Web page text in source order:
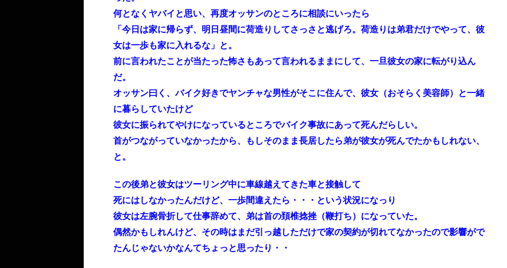
何となくヤバイと思い、再度オッサンのところに相談にいったら
「今日は家に帰らず、明日昼間に荷造りしてさっさと逃げろ。荷造りは弟君だけでやって、彼
女は一歩も家に入れるな」と。
前に言われたことが当たった怖さもあって言われるままにして、一旦彼女の家に転がり込ん
だ。
オッサン曰く、バイク好きでヤンチャな男性がそこに住んで、彼女（おそらく美容師）と一緒
に暮らしていたけど
彼女に振られてやけになっているところでバイク事故にあって死んだらしい。
首がつながっていなかったから、もしそのまま長居したら弟が彼女が死んでたかもしれない、
と。
この後弟と彼女はツーリング中に車線越えてきた車と接触して
死にはしなかったんだけど、一歩間違えたら・・・という状況になっり
彼女は左腕骨折して仕事辞めて、弟は首の頚椎捻挫（鞭打ち）になっていた。
偶然かもしれんけど、その時はまだ引っ越しただけで家の契約が切れてなかったので影響がで
たんじゃないかなんてちょっと思ったり・・